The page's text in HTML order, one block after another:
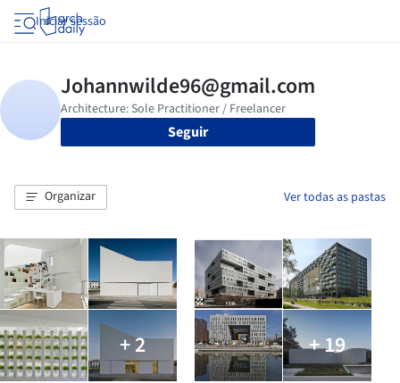
Iniciar sessão
Seguir
Organizar Ver todas as pastas
+ 2 + 19